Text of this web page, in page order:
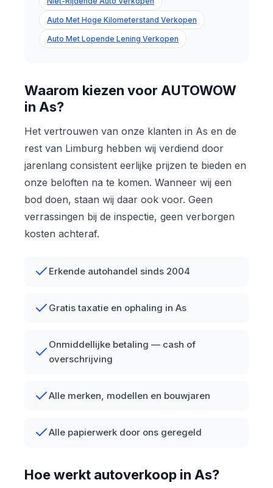
Auto Met Hoge Kilometerstand Verkopen
Auto Met Lopende Lening Verkopen
Waarom kiezen voor AUTOWOW
in As?
Het vertrouwen van onze klanten in As en de
rest van Limburg hebben wij verdiend door
jarenlang consistent eerlijke prijzen te bieden en
onze beloften na te komen. Wanneer wij een
bod doen, staan wij daar ook voor. Geen
verrassingen bij de inspectie, geen verborgen
kosten achteraf.
Erkende autohandel sinds 2004
Gratis taxatie en ophaling in As
Onmiddellijke betaling — cash of
overschrijving
Alle merken, modellen en bouwjaren
Alle papierwerk door ons geregeld
Hoe werkt autoverkoop in As?